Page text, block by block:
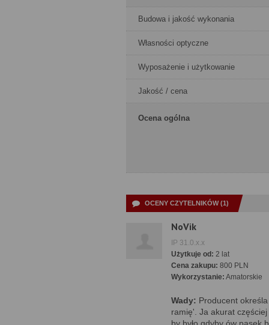
Budowa i jakość wykonania
Własności optyczne
Wyposażenie i użytkowanie
Jakość / cena
Ocena ogólna
OCENY CZYTELNIKÓW (1)
NoVik
IP 31.0.x.x
Użytkuje od: 2 lat
Cena zakupu: 800 PLN
Wykorzystanie: Amatorskie
Wady: Producent
ramię'. Ja akurat